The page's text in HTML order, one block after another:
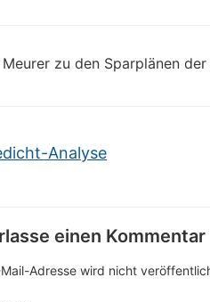
zu den Sparplänen
Analyse
einen Kommentar
Mail-Adresse wird nicht